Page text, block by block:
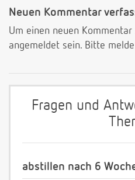
Neuen Kommentar
Um einen neuen
angemeldet sein. Bitte
Fragen und
abstillen nach 6